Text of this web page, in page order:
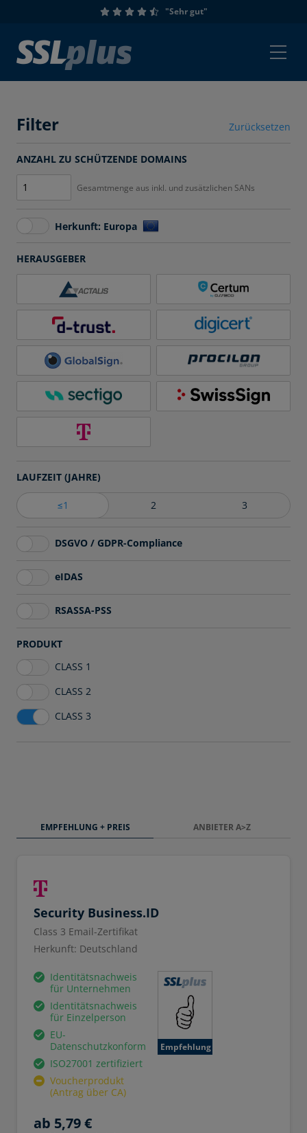
"Sehr gut"
Filter Zurücksetzen
ANZAHL ZU SCHÜTZENDE DOMAINS
Gesamtmenge aus inkl. und zusätzlichen SANs
Herkunft: Europa
HERAUSGEBER
LAUFZEIT (JAHRE)
≤1 2 3
DSGVO / GDPR-Compliance
eIDAS
RSASSA-PSS
PRODUKT
CLASS 1
CLASS 2
CLASS 3
EMPFEHLUNG + PREIS ANBIETER A>Z
Security Business.ID
Class 3 Email-Zertifikat
Herkunft: Deutschland
Identitätsnachweis
für Unternehmen
Identitätsnachweis
für Einzelperson
EU-
Datenschutzkonform
ISO27001 zertifiziert
Voucherprodukt
(Antrag über CA)
Empfehlung
ab 5,79 €